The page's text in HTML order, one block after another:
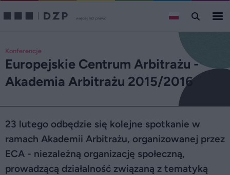
Konferencje
Europejskie Centrum Arbitrażu -
Akademia Arbitrażu 2015/2016
23 lutego odbędzie się kolejne spotkanie w
ramach Akademii Arbitrażu, organizowanej przez
ECA - niezależną organizację społeczną,
prowadzącą działalność związaną z tematyką